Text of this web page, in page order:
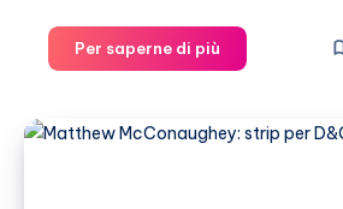
Per saperne di più
Spears:
shopping-